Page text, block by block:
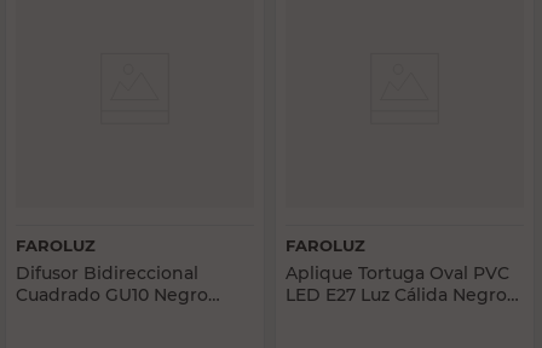
FAROLUZ
Difusor Bidireccional
Cuadrado GU10 Negro
FAROLUZ
Aplique Tortuga Oval PVC
LED E27 Luz Cálida Negro